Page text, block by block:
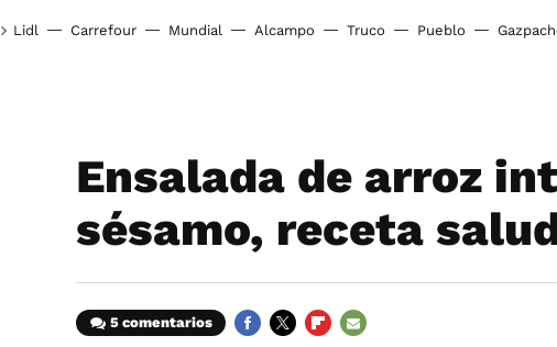
Lidl Carrefour Mundial Alcampo Truco Pueblo
Ensalada de arroz
sésamo, receta
5 comentarios